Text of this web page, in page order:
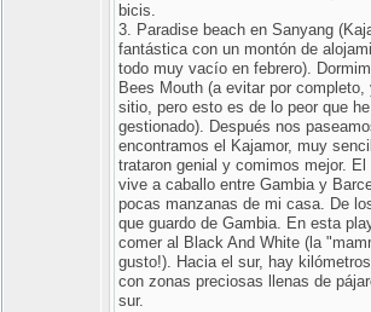
bicis.
3. Paradise beach en Sanyang
fantástica con un montón de
todo muy vacío en febrero).
Bees Mouth (a evitar por
sitio, pero esto es de lo peor que
gestionado). Después nos
encontramos el Kajamor, muy
trataron genial y comimos mejor.
vive a caballo entre Gambia y
pocas manzanas de mi casa. De
que guardo de Gambia. En esta
comer al Black And White (la
gusto!). Hacia el sur, hay
con zonas preciosas llenas de
sur.